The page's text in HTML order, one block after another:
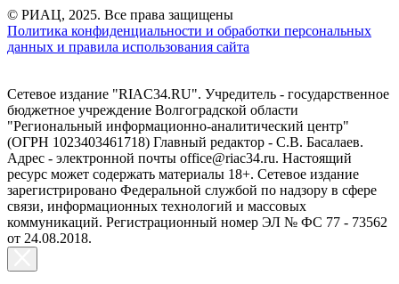
© РИАЦ, 2025. Все права защищены
Политика конфиденциальности и обработки персональных
данных и правила использования сайта
Сетевое издание "RIAC34.RU". Учредитель - государственное
бюджетное учреждение Волгоградской области
"Региональный информационно-аналитический центр"
(ОГРН 1023403461718) Главный редактор - С.В. Басалаев.
Адрес - электронной почты office@riac34.ru. Настоящий
ресурс может содержать материалы 18+. Сетевое издание
зарегистрировано Федеральной службой по надзору в сфере
связи, информационных технологий и массовых
коммуникаций. Регистрационный номер ЭЛ № ФС 77 - 73562
от 24.08.2018.